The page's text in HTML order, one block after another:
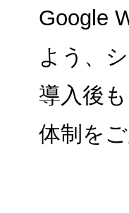
Google
よう、
導入後
体制を